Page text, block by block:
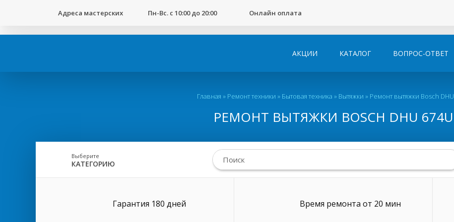
Адреса мастерских Пн-Вс. с 10:00 до 20:00 Онлайн оплата
ВОПРОС-ОТВЕТ
КАТАЛОГ
АКЦИИ
Главная » Ремонт техники » Бытовая техника » Вытяжки » Ремонт вытяжки Bosch
РЕМОНТ ВЫТЯЖКИ BOSCH DHU 674U
Выберите
КАТЕГОРИЮ
Гарантия 180 дней Время ремонта от 20 мин